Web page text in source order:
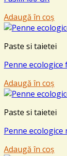
Adaugă în coș
Paste si taietei
Penne
Adaugă în coș
Paste si taietei
Penne
Adaugă în coș